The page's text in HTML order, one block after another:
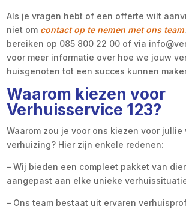
Als je vragen hebt of een offerte wilt
niet om contact op te nemen met ons team
bereiken op 085 800 22 00 of via
voor meer informatie over hoe we jouw
huisgenoten tot een succes kunnen
Waarom kiezen voor
Verhuisservice 123?
Waarom zou je voor ons kiezen voor jullie
verhuizing? Hier zijn enkele redenen:
– Wij bieden een compleet pakket van
aangepast aan elke unieke
– Ons team bestaat uit ervaren